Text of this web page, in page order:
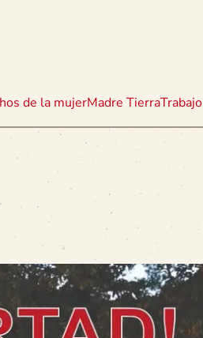
de la mujerMadre TierraTrabajo